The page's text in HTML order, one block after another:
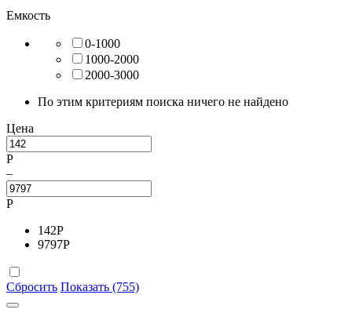
Емкость
0-1000
1000-2000
2000-3000
По этим критериям поиска ничего не найдено
Цена
Р
–
Р
142Р
9797Р
Сбросить Показать (755)